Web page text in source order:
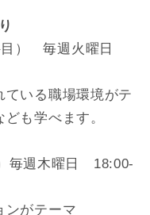
目） 毎週火曜日
いる職場環境がテ
も学べます。
毎週木曜日 18:00-
ンがテーマ